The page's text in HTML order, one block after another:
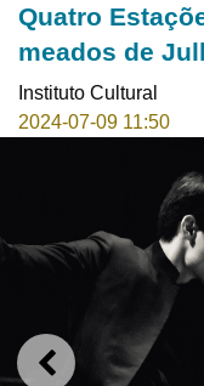
Quatro
meados de
Instituto Cultural
2024-07-09 11:50
ANTERIOR